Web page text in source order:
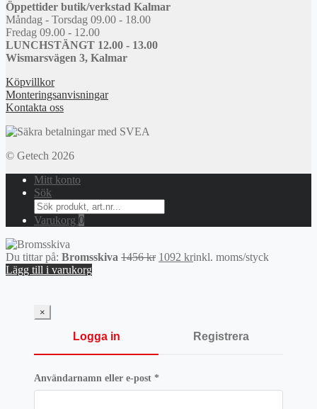
Öppettider butik/verkstad Kalmar
Måndag - Torsdag 09.00 - 18.00
Fredag 09.00 - 12.00
LUNCHSTÄNGT 12.00 - 13.00
Wismarsvägen 3, Kalmar
Köpvillkor
Monteringsanvisningar
Kontakta oss
© Getech 2026
Mitt konto
Sök
Search
for:
Varukorg 0
Du tittar på: Bromsskiva 1456kr Det
1092 krDet
inkl. moms/styck
Lägg till i varukorg
×
Logga in Registrera
Användarnamn eller e-post *Obligatoriskt